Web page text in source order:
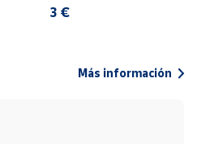
3 €
Más información